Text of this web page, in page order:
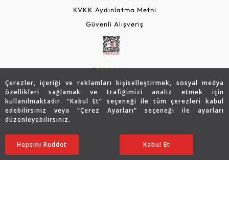
Çerezler, içeriği ve reklamları kişiselleştirmek, sosyal medya
özellikleri sağlamak ve trafiğimizi analiz etmek için
kullanılmaktadır. “Kabul Et” seçeneği ile tüm çerezleri kabul
edebilirsiniz veya “Çerez Ayarları” seçeneği ile ayarları
düzenleyebilirsiniz.
Ayarları Düzenle
Hepsini Reddet Kabul Et
58.196 TL
29.098TL SATIN ALIN
© 2026 Assos Diamond
KVKK Aydınlatma Metni
Güvenli Alışveriş
Copyright © 2026 Assos Pırlanta - Bu sitenin tüm hakları